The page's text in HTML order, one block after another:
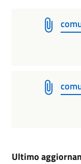
Ultimo